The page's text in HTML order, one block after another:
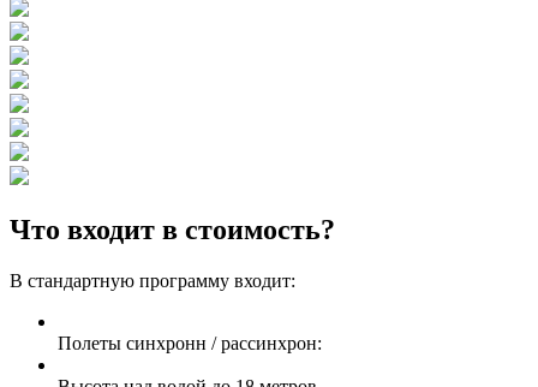
Что входит в стоимость?
В стандартную программу входит:
Полеты синхронн / рассинхрон: